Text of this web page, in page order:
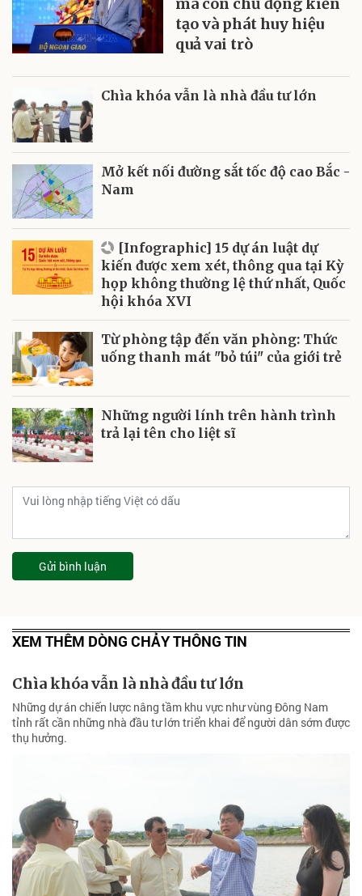
tạo và phát huy hiệu
quả vai trò
Chìa khóa vẫn là nhà đầu tư lớn
Mở kết nối đường sắt tốc độ cao Bắc -
Nam
[Infographic] 15 dự án luật dự
kiến được xem xét, thông qua tại Kỳ
họp không thường lệ thứ nhất, Quốc
hội khóa XVI
Từ phòng tập đến văn phòng: Thức
uống thanh mát "bỏ túi" của giới trẻ
Những người lính trên hành trình
trả lại tên cho liệt sĩ
Gửi bình luận
XEM THÊM DÒNG CHẢY THÔNG TIN
Chìa khóa vẫn là nhà đầu tư lớn
Những dự án chiến lược nâng tầm khu vực như vùng Đông Nam
tỉnh rất cần những nhà đầu tư lớn triển khai để người dân sớm được
thụ hưởng.